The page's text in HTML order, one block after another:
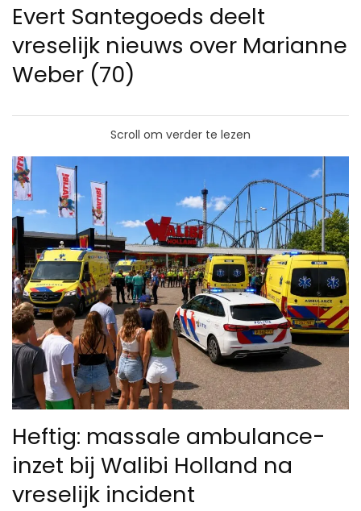
Evert Santegoeds deelt
vreselijk nieuws over Marianne
Weber (70)
Scroll om verder te lezen
Heftig: massale ambulance-
inzet bij Walibi Holland na
vreselijk incident